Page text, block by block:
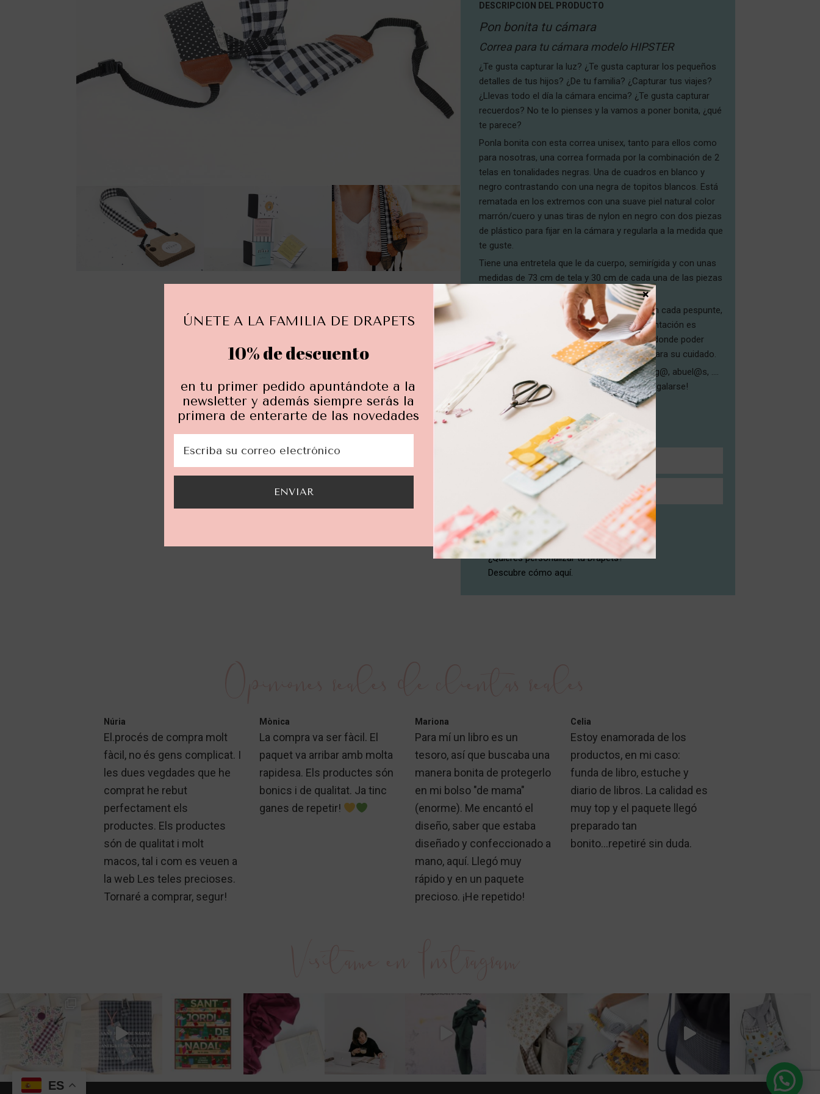
DESCRIPCION DEL PRODUCTO
Pon bonita tu cámara
Correa para tu cámara modelo HIPSTER
¿Te gusta capturar la luz? ¿Te gusta capturar los pequeños
detalles de tus hijos? ¿De tu familia? ¿Capturar tus viajes?
¿Llevas todo el día la cámara encima? ¿Te gusta capturar
recuerdos? No te lo pienses y la vamos a poner bonita, ¿qué
te parece?
Ponla bonita con esta correa unisex, tanto para ellos como
para nosotras, una correa formada por la combinación de 2
telas en tonalidades negras. Una de cuadros en blanco y
negro contrastando con una negra de topitos blancos. Está
rematada en los extremos con una suave piel natural color
marrón/cuero y unas tiras de nylon en negro con dos piezas
de plástico para fijar en la cámara y regularla a la medida que
te guste.
Tiene una entretela que le da cuerpo, semirígida y con unas
medidas de 73 cm de tela y 30 cm de cada una de las piezas
de nylon. Su ancho es de 4,5 cm.
Está confeccionada con mimo, pensando en cada pespunte,
sus colores y sus combinaciones. Su presentación es
mediante un bonito packaging: caja, bolsita donde poder
guardarla y unas tarjetas con indicaciones para su cuidado.
Ideal para regalar a tu pareja, herman@, amig@, abuel@s, ….
amantes de la fotografía o ideal para autoregalarse!
AÑADIR A LA CESTA
SEGUIR COMPRANDO
INFO ENTREGA
CAMBIOS Y DEVOLUCIONES
¿Quieres personalizar tu Drapets?
Descubre cómo aquí.
Núria
El.procés de compra molt
fàcil, no és gens complicat. I
les dues vegdades que he
comprat he rebut
perfectament els
productes. Els productes
són de qualitat i molt
macos, tal i com es veuen a
la web Les teles precioses.
Tornaré a comprar, segur!
Mònica
La compra va ser fàcil. El
paquet va arribar amb molta
rapidesa. Els productes són
bonics i de qualitat. Ja tinc
ganes de repetir!
Mariona
Para mí un libro es un
tesoro, así que buscaba una
manera bonita de protegerlo
en mi bolso "de mama"
(enorme). Me encantó el
diseño, saber que estaba
diseñado y confeccionado a
mano, aquí. Llegó muy
rápido y en un paquete
precioso. ¡He repetido!
Celia
Estoy enamorada de los
productos, en mi caso:
funda de libro, estuche y
diario de libros. La calidad es
muy top y el paquete llegó
preparado tan
bonito...repetiré sin duda.
ES
ENVIAR
ÚNETE A LA FAMILIA DE DRAPETS
10% de descuento
en tu primer pedido apuntándote a la
newsletter y además siempre serás la
primera de enterarte de las novedades
×